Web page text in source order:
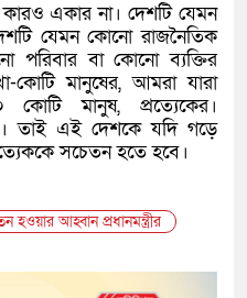
কারও একার না। দেশটি যেমন
যেমন কোনো রাজনৈতিক
পরিবার বা কোনো ব্যক্তির
কোটি মানুষের, আমরা যারা
কোটি মানুষ, প্রত্যেকের।
তাই এই দেশকে যদি গড়ে
সচেতন হতে হবে।
আহ্বান প্রধানমন্ত্রীর